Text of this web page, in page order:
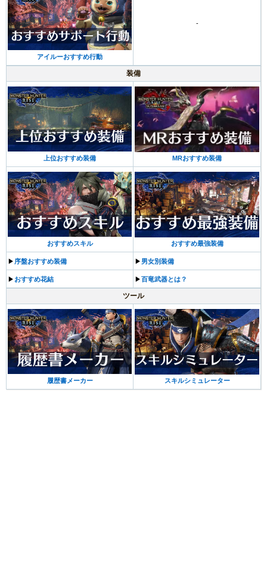
アイルーおすすめ行動
-
装備
上位おすすめ装備 MRおすすめ装備
おすすめスキル おすすめ最強装備
▶︎ 序盤おすすめ装備 ▶︎ 男女別装備
▶︎ おすすめ花結 ▶︎百竜武器とは？
ツール
履歴書メーカー スキルシミュレーター